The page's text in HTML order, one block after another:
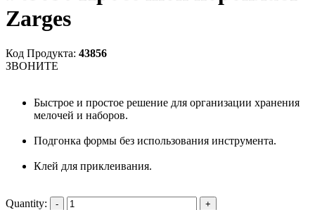
Zarges
Код Продукта: 43856
ЗВОНИТЕ
Быстрое и простое решение для организации хранения
мелочей и наборов.
Подгонка формы без использования инструмента.
Клей для приклеивания.
Quantity: